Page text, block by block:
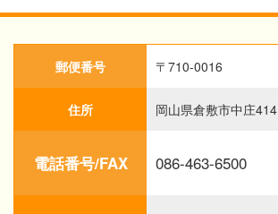
郵便番号 〒710-0016
住所 岡山県倉敷市中庄414
電話番号/FAX 086-463-6500